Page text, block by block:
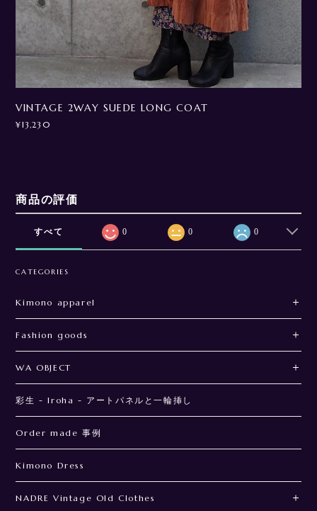
VINTAGE 2WAY SUEDE LONG COAT
¥13,230
商品の評価
すべて 0 0 0
CATEGORIES
Kimono apparel
Fashion goods
WA OBJECT
彩生 - Iroha - アートパネルと一輪挿し
Order made 事例
Kimono Dress
NADRE Vintage Old Clothes